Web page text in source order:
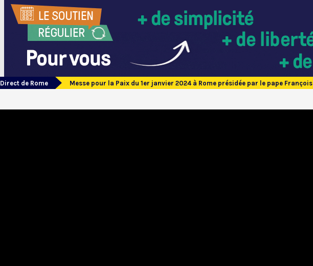
Direct de Rome Messe pour la Paix du 1er janvier 2024 à Rome présidée par le pape François